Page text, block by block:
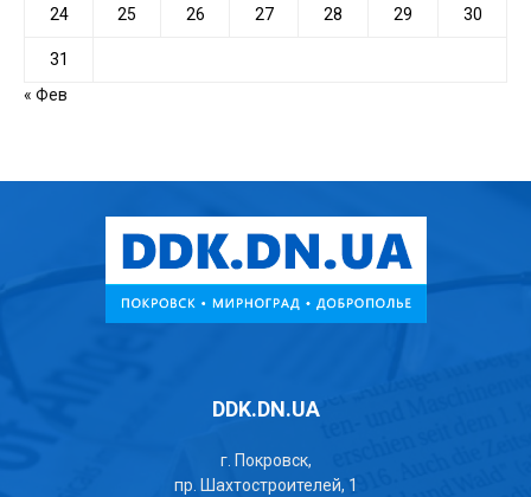
24 25 26 27 28 29 30
31
« Фев
DDK.DN.UA
г. Покровск,
пр. Шахтостроителей, 1